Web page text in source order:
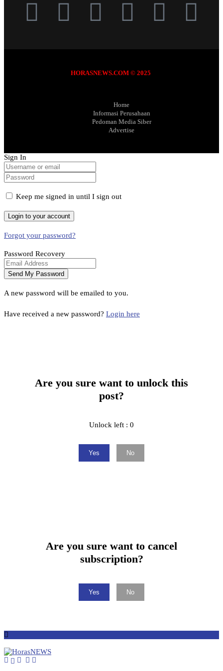
HORASNEWS.COM © 2025
Home
Informasi Perusahaan
Pedoman Media Siber
Advertise
Sign In
Keep me signed in until I sign out
Forgot your password?
Password Recovery
A new password will be emailed to you.
Have received a new password? Login here
Are you sure want to unlock this
post?
Unlock left : 0
Yes No
Are you sure want to cancel
subscription?
Yes No